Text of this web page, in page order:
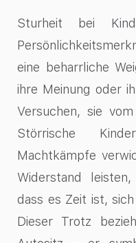
Sturheit bei
eine beharrliche
ihre Meinung oder
Versuchen, sie
Störrische
Machtkämpfe
Widerstand
dass es Zeit ist,
Dieser Trotz